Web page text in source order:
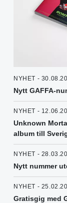
NYHET -
Nytt GAFFA-
NYHET -
Unknown
album till
NYHET -
Nytt nummer
NYHET -
Gratisgig med